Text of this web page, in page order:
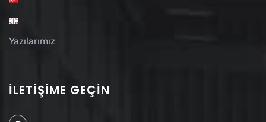
Yazılarımız
İLETIŞIME GEÇIN